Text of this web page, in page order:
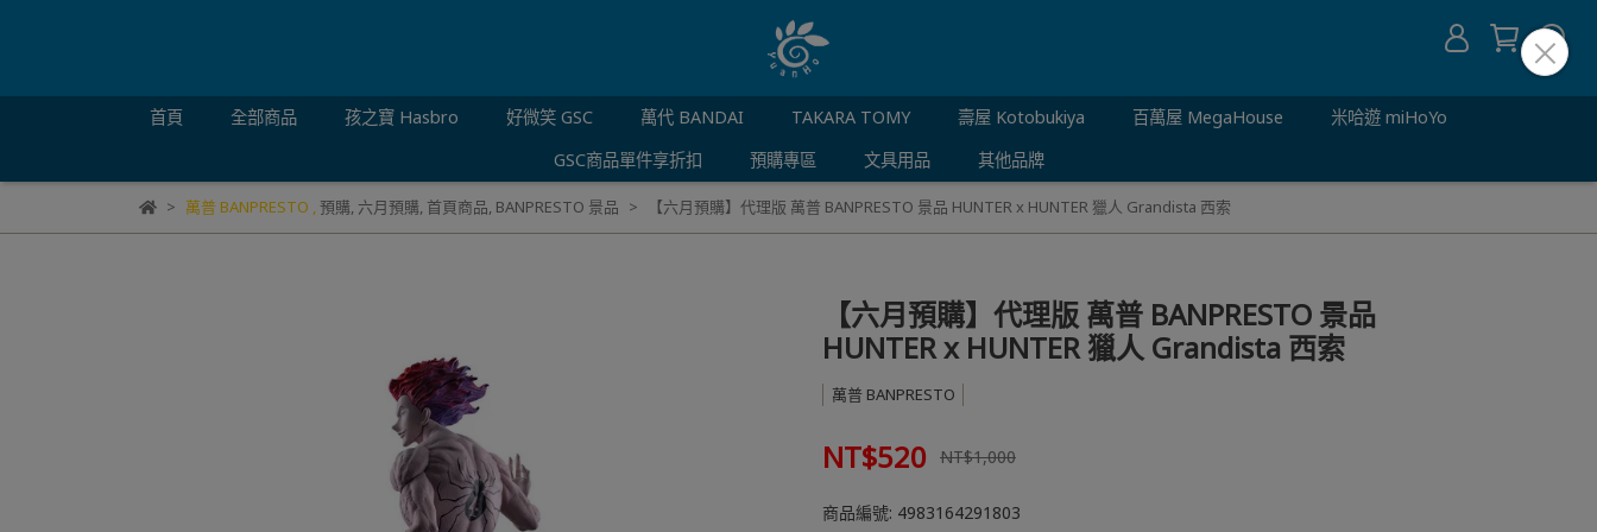
首頁 全部商品 孩之寶 Hasbro 好微笑 GSC 萬代 BANDAI TAKARA TOMY 壽屋 Kotobukiya 百萬屋 MegaHouse
米哈遊 miHoYo
GSC商品單件享折扣
預購專區 文具用品 其他品牌
萬普 BANPRESTO ,預購, 六月預購, 首頁商品, BANPRESTO 景品 【六月預購】代理版 萬普 BANPRESTO 景品 HUNTER x HUNTER 獵人 Grandista 西索
【六月預購】代理版 萬普 BANPRESTO 景品
HUNTER x HUNTER 獵人 Grandista 西索
萬普 BANPRESTO
NT$520 NT$1,000
商品編號: 4983164291803